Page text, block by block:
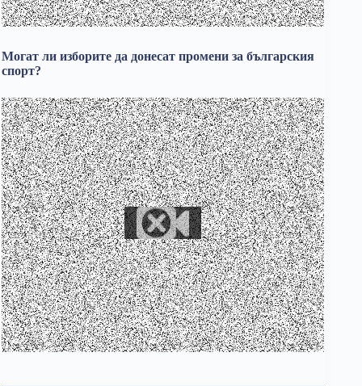
Могат ли изборите да донесат промени за българския
спорт?